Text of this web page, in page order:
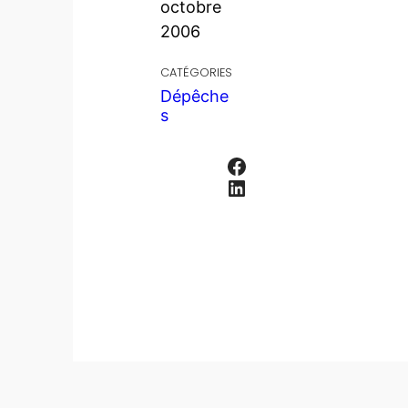
octobre
2006
CATÉGORIES
Dépêche
s
Facebook
LinkedIn